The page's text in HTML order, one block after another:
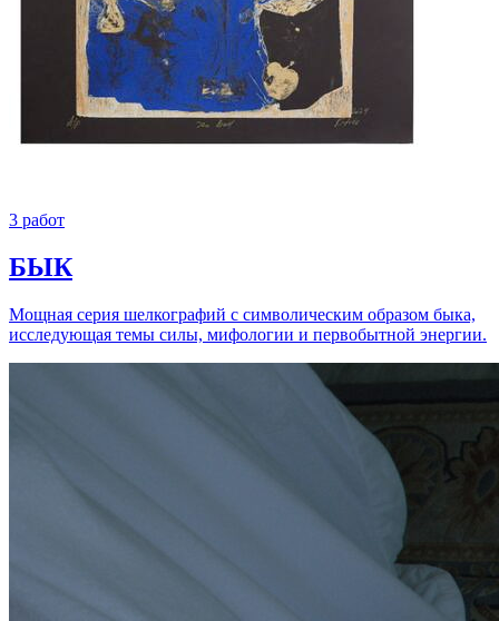
3 работ
БЫК
Мощная серия шелкографий с символическим образом быка,
исследующая темы силы, мифологии и первобытной энергии.